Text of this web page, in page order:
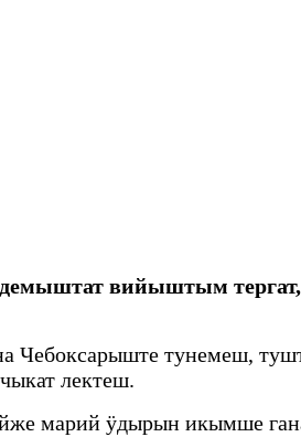
вийыштым
Чебоксарыште тунемеш,
лектеш.
марий ӱдырын икымше